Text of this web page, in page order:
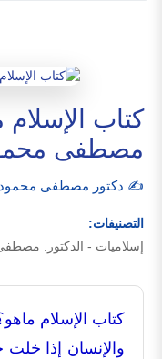
كتاب الإسلام
مصطفى
✍️ دكتور مصطفى محمود
التصنيفات:
إسلاميات - الدكتور.
كتاب الإسلام
والإنسان إذا